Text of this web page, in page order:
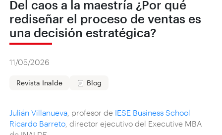
Del caos a la maestría ¿Por qué
rediseñar el proceso de ventas es
una decisión estratégica?
11/05/2026
Revista Inalde Blog
Julián Villanueva , profesor de IESE Business School
Ricardo Barreto , director ejecutivo del Executive MBA